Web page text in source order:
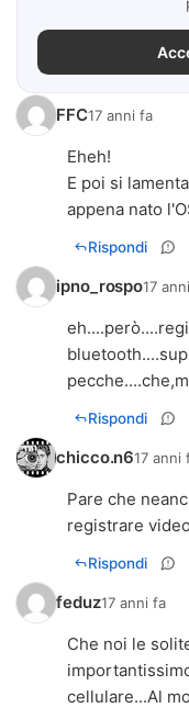
FFC17 anni fa
Eheh!
E poi si
appena nato
Rispondi
ipno_rospo17
Rispondi
chicco.n617 anni
Pare che
registrare
Rispondi
feduz17 anni fa
Che noi le
cellulare...Al